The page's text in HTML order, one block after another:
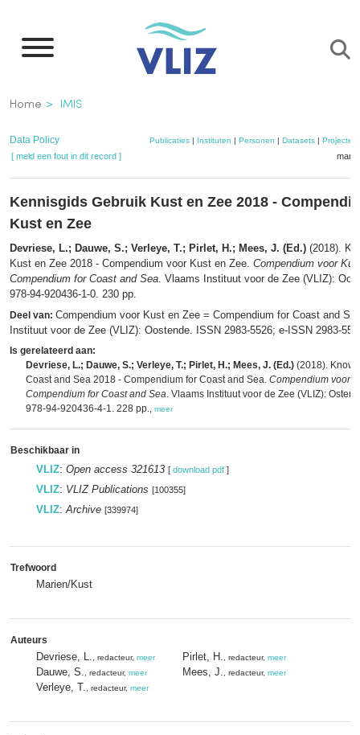
naar
inhoud
gaan
Kruimelpad
Home IMIS
Data Policy Publicaties| Instituten | Personen | Datasets| Projecten
[ meld een fout in dit record ]
Kennisgids Gebruik Kust en Zee 2018 -
Kust en Zee
Devriese, L.; Dauwe, S.; Verleye, T.; Pirlet, H.; Mees, J. (Ed.) (2018).
Kust en Zee 2018 - Compendium voor Kust en Zee. Compendium voor
Compendium for Coast and Sea. Vlaams Instituut voor de Zee (VLIZ):
978-94-920436-1-0. 230 pp.
Deel van: Compendium voor Kust en Zee = Compendium for Coast and
Instituut voor de Zee (VLIZ): Oostende. ISSN 2983-5526; e-ISSN 2983-
Is gerelateerd aan:
Devriese, L.; Dauwe, S.; Verleye, T.; Pirlet, H.; Mees, J. (Ed.) (2018).
Coast and Sea 2018 - Compendium for Coast and Sea. Compendium voor
Compendium for Coast and Sea. Vlaams Instituut voor de Zee (VLIZ):
978-94-920436-4-1. 228 pp., meer
Beschikbaar in
VLIZ: Open access 321613 [ download pdf ]
VLIZ: VLIZ Publications [100355]
VLIZ:Archive [339974]
Trefwoord
Marien/Kust
Auteurs
Devriese, L. , redacteur, meer
Dauwe, S. , redacteur, meer
Verleye, T. , redacteur, meer
Pirlet, H. , redacteur, meer
Mees, J. , redacteur, meer